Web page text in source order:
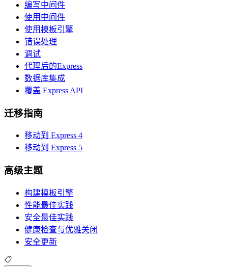
编写中间件
使用中间件
使用模板引擎
错误处理
调试
代理后的Express
数据库集成
覆盖 Express API
迁移指南
移动到 Express 4
移动到 Express 5
高级主题
构建模板引擎
性能最佳实践
安全最佳实践
健康检查与优雅关闭
安全更新